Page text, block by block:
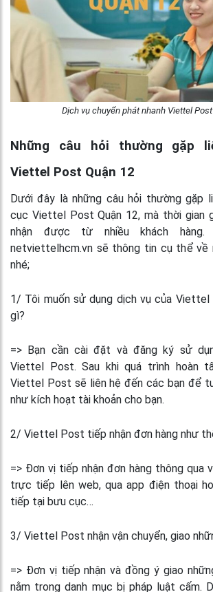
Dịch vụ chuyển phát nhanh Viettel
Những câu hỏi thường gặp
Viettel Post Quận 12
Dưới đây là những câu hỏi thường gặp
cục Viettel Post Quận 12, mà thời gian
nhận được từ nhiều khách hàng.
netviettelhcm.vn sẽ thông tin cụ thể về
nhé;
1/ Tôi muốn sử dụng dịch vụ của
gì?
=> Bạn cần cài đặt và đăng ký sử
Viettel Post. Sau khi quá trình hoàn
Viettel Post sẽ liên hệ đến các bạn để
như kích hoạt tài khoản cho bạn.
2/ Viettel Post tiếp nhận đơn hàng như
=> Đơn vị tiếp nhận đơn hàng thông qua
trực tiếp lên web, qua app điện thoại
tiếp tại bưu cục…
3/ Viettel Post nhận vận chuyển, giao
=> Đơn vị tiếp nhận và đồng ý giao
nằm trong danh mục bị pháp luật cấm.